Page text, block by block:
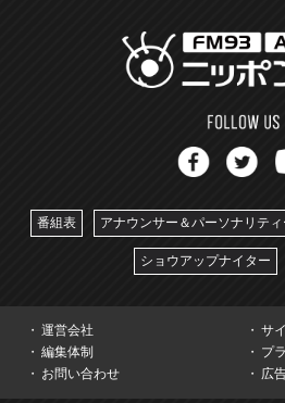
番組表 アナウンサー＆パーソナリティ
ショウアップナイター
運営会社
サ
編集体制
プ
お問い合わせ
広